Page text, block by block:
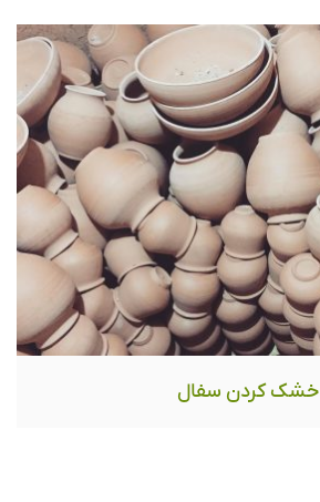
خشک کردن سفال